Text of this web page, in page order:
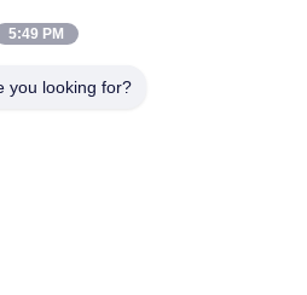
Lishui, Nanhai Foshan Guangdong
5:49 PM
you looking for?